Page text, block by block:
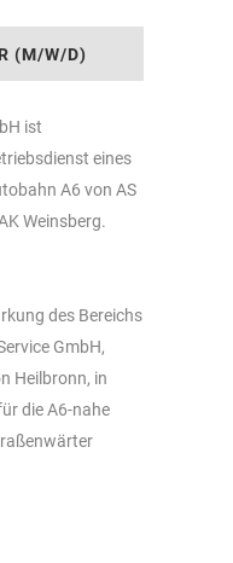
(M/W/D)
ist
eines
A6 von AS
Weinsberg.
des Bereichs
GmbH,
Heilbronn, in
die A6-nahe